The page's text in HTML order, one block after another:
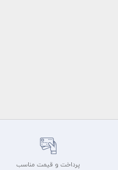
پرداخت و قیمت مناسب